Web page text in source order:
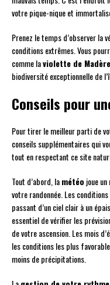
votre pique-nique et
Prenez le temps d’observer la
conditions extrêmes. Vous
comme laviolette de Madère
biodiversité exceptionnelle de
Conseils pour
Pour tirer le meilleur parti de
conseils supplémentaires qui
tout en respectant ce site
Tout d’abord, lamétéo joue
votre randonnée. Les
passant d’un ciel clair à un
essentiel de vérifier les
de votre ascension. Les mois
les conditions les plus
moins de précipitations.